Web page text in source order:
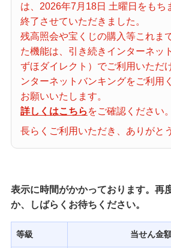
宝くじホーム
当せん番号案内
宝くじの購入・照会
宝くじ商品一覧
初めての方へ
みずほ銀行店舗・ATM
は、2026年7月18日 土曜日をもち
終了させていただきました。
残高照会や宝くじの購入等これま
た機能は、引き続きインターネッ
ずほダイレクト）でご利用いただ
ンターネットバンキングをご利用
お願いいたします。
詳しくはこちら をご確認ください。
長らくご利用いただき、ありがと
表示に時間がかかっております。再
か、しばらくお待ちください。
等級 当せん金